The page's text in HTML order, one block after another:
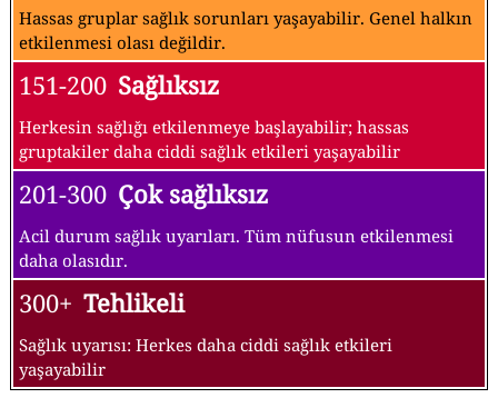
Hassas gruplar sağlık sorunları yaşayabilir. Genel halkın
etkilenmesi olası değildir.
151-200 Sağlıksız
Herkesin sağlığı etkilenmeye başlayabilir; hassas
gruptakiler daha ciddi sağlık etkileri yaşayabilir
201-300 Çok sağlıksız
Acil durum sağlık uyarıları. Tüm nüfusun etkilenmesi
daha olasıdır.
300+ Tehlikeli
Sağlık uyarısı: Herkes daha ciddi sağlık etkileri
yaşayabilir